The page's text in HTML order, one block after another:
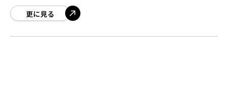
ることが明らかになりま
更に見る